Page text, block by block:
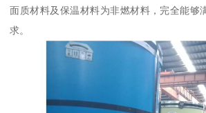
面质材料及保温材料为非燃材料，完全能够
求。